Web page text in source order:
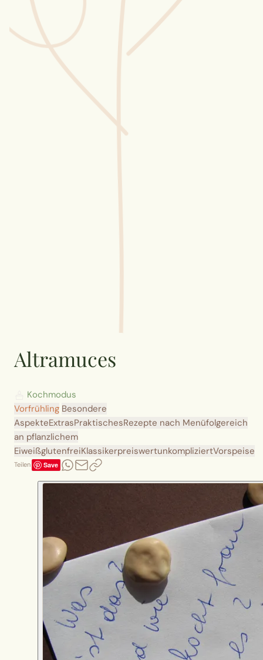
Selber machen
Glossar
Altramuces
Kochmodus
Vorfrühling Besondere
AspekteExtrasPraktischesRezepte nach Menüfolgereich
an pflanzlichem
EiweißglutenfreiKlassikerpreiswertunkompliziertVorspeise
Teilen Save